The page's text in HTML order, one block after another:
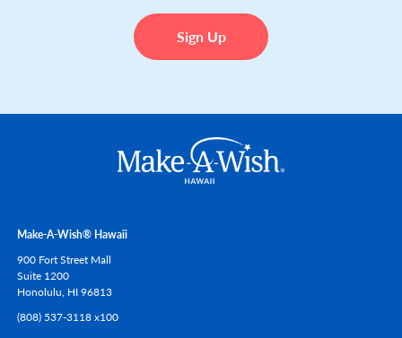
Make-A-Wish® Hawaii
900 Fort Street Mall
Suite 1200
Honolulu, HI96813
(808) 537-3118 x100